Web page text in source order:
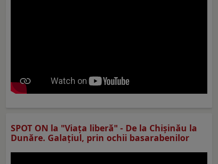
SPOT ON la "Viaţa liberă" - De la Chișinău la
Dunăre. Galațiul, prin ochii basarabenilor